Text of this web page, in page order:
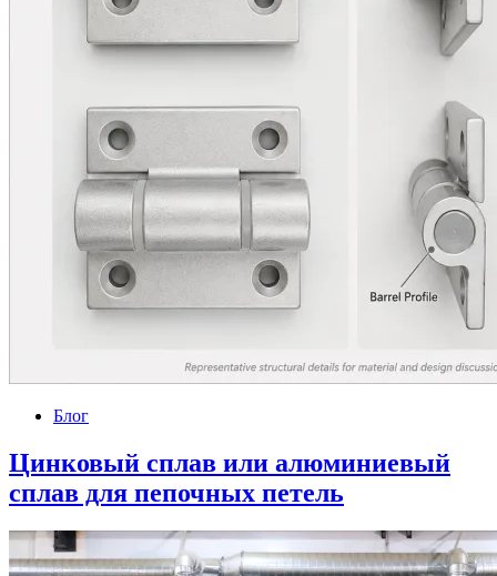
Блог
Цинковый сплав или алюминиевый
сплав для пепочных петель